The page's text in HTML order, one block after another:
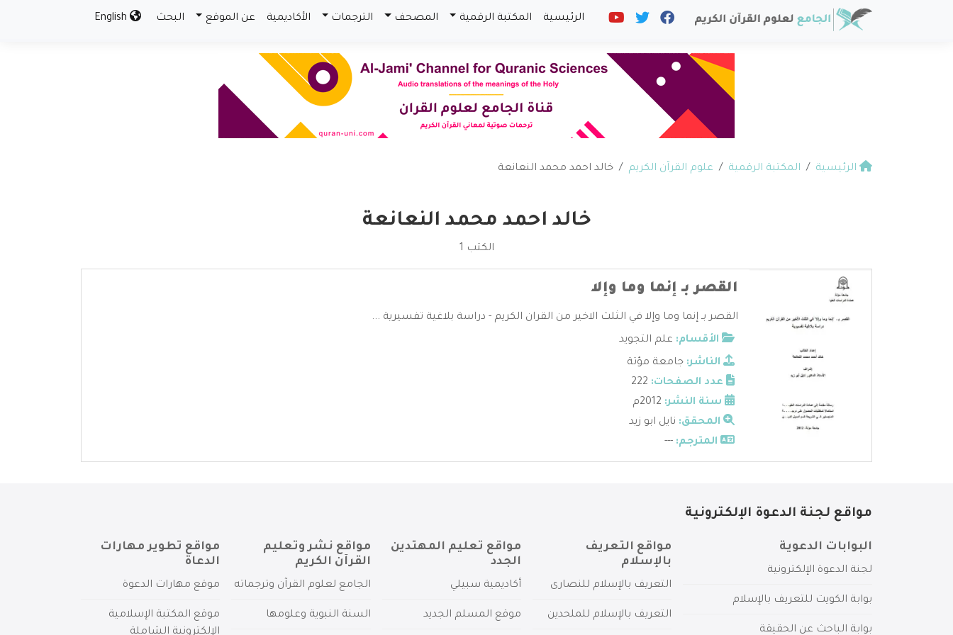
الرئيسية المكتبة الرقمية المصحف الترجمات الأكاديمية عن الموقع البحث
الرئيسية المكتبة الرقمية علوم القرآن الكريم خالد احمد محمد النعانعة
خالد احمد محمد النعانعة
الكتب 1
القصر بـ إنما وما وإلا
القصر بـ إنما وما وإلا في الثلث الاخير من القران الكريم - دراسة بلاغية تفسيرية ...
الأقسام: علم التجويد
الناشر: جامعة مؤتة
عدد الصفحات:
سنة النشر:
المحقق: نايل ابو زيد
المترجم: ---
مواقع لجنة الدعوة الإلكترونية
البوابات الدعوية
لجنة الدعوة الإلكترونية
بوابة الكويت للتعريف بالإسلام
بوابة الباحث عن الحقيقة
مواقع التعريف
بالإسلام
التعريف بالإسلام للنصارى
التعريف بالإسلام للملحدين
مواقع تعليم المهتدين
الجدد
أكاديمية سبيلي
موقع المسلم الجديد
مواقع نشر وتعليم
القرآن الكريم
الجامع لعلوم القرآن وترجماته
السنة النبوية وعلومها
مواقع تطوير مهارات
الدعاة
موقع مهارات الدعوة
موقع المكتبة الإسلامية
الإلكترونية الشاملة